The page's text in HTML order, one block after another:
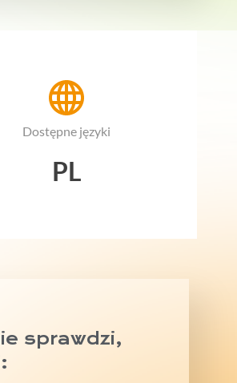
Dostępne języki
PL
sprawdzi,